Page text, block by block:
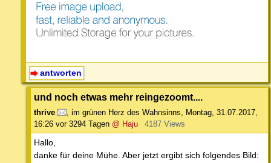
antworten
und noch etwas mehr reingezoomt....
thrive , im grünen Herz des Wahnsinns, Montag, 31.07.2017,
16:26 vor 3294 Tagen @ Haju 4187 Views
Hallo,
danke für deine Mühe. Aber jetzt ergibt sich folgendes Bild: